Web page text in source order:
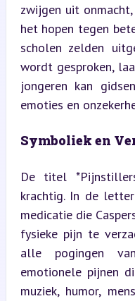
zwijgen uit
het hopen tegen
scholen zelden
wordt gesproken,
jongeren kan
emoties en
Symboliek en
De titel
krachtig. In de
medicatie die
fysieke pijn te
alle pogingen
emotionele pijnen
muziek, humor,